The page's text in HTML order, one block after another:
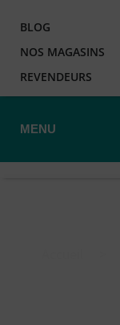
BLOG
NOS MAGASINS
REVENDEURS
MENU